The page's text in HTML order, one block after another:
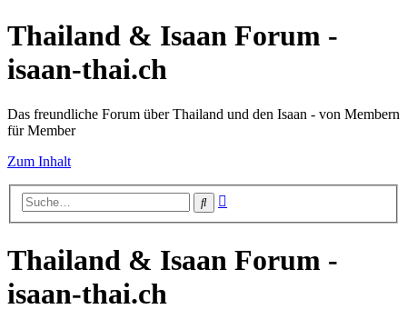
Thailand & Isaan Forum -
isaan-thai.ch
Das freundliche Forum über Thailand und den Isaan - von Membern
für Member
Zum Inhalt
Suche
Thailand & Isaan Forum -
isaan-thai.ch